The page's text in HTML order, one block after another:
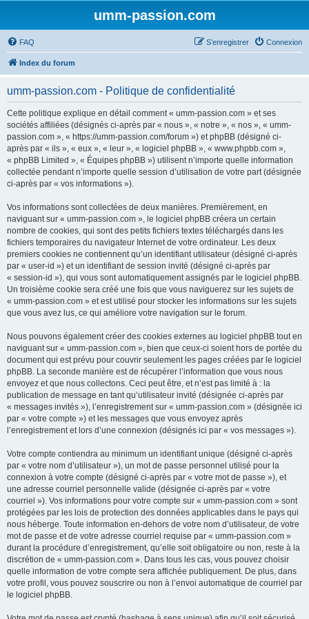
umm-passion.com
FAQ Connexion
S’enregistrer
Index du forum
umm-passion.com - Politique de confidentialité
Cette politique explique en détail comment « umm-passion.com » et ses
sociétés affiliées (désignés ci-après par « nous », « notre », « nos », « umm-
passion.com », « https://umm-passion.com/forum ») et phpBB (désigné ci-
après par « ils », « eux », « leur », « logiciel phpBB », « www.phpbb.com »,
« phpBB Limited », « Équipes phpBB ») utilisent n’importe quelle information
collectée pendant n’importe quelle session d’utilisation de votre part (désignée
ci-après par « vos informations »).
Vos informations sont collectées de deux manières. Premièrement, en
naviguant sur « umm-passion.com », le logiciel phpBB créera un certain
nombre de cookies, qui sont des petits fichiers textes téléchargés dans les
fichiers temporaires du navigateur Internet de votre ordinateur. Les deux
premiers cookies ne contiennent qu’un identifiant utilisateur (désigné ci-après
par « user-id ») et un identifiant de session invité (désigné ci-après par
« session-id »), qui vous sont automatiquement assignés par le logiciel phpBB.
Un troisième cookie sera créé une fois que vous naviguerez sur les sujets de
« umm-passion.com » et est utilisé pour stocker les informations sur les sujets
que vous avez lus, ce qui améliore votre navigation sur le forum.
Nous pouvons également créer des cookies externes au logiciel phpBB tout en
naviguant sur « umm-passion.com », bien que ceux-ci soient hors de portée du
document qui est prévu pour couvrir seulement les pages créées par le logiciel
phpBB. La seconde manière est de récupérer l’information que vous nous
envoyez et que nous collectons. Ceci peut être, et n’est pas limité à : la
publication de message en tant qu’utilisateur invité (désignée ci-après par
« messages invités »), l’enregistrement sur « umm-passion.com » (désignée ici
par « votre compte ») et les messages que vous envoyez après
l’enregistrement et lors d’une connexion (désignés ici par « vos messages »).
Votre compte contiendra au minimum un identifiant unique (désigné ci-après
par « votre nom d’utilisateur »), un mot de passe personnel utilisé pour la
connexion à votre compte (désigné ci-après par « votre mot de passe »), et
une adresse courriel personnelle valide (désignée ci-après par « votre
courriel »). Vos informations pour votre compte sur « umm-passion.com » sont
protégées par les lois de protection des données applicables dans le pays qui
nous héberge. Toute information en-dehors de votre nom d’utilisateur, de votre
mot de passe et de votre adresse courriel requise par « umm-passion.com »
durant la procédure d’enregistrement, qu’elle soit obligatoire ou non, reste à la
discrétion de « umm-passion.com ». Dans tous les cas, vous pouvez choisir
quelle information de votre compte sera affichée publiquement. De plus, dans
votre profil, vous pouvez souscrire ou non à l’envoi automatique de courriel par
le logiciel phpBB.